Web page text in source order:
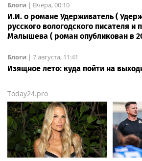
Блоги | Вчера, 00:10
И.И. о романе Удерживатель (
русского вологодского писателя и
Малышева ( роман опубликован в
Блоги | 7 августа, 11:41
Изящное лето: куда пойти на
Today24.pro